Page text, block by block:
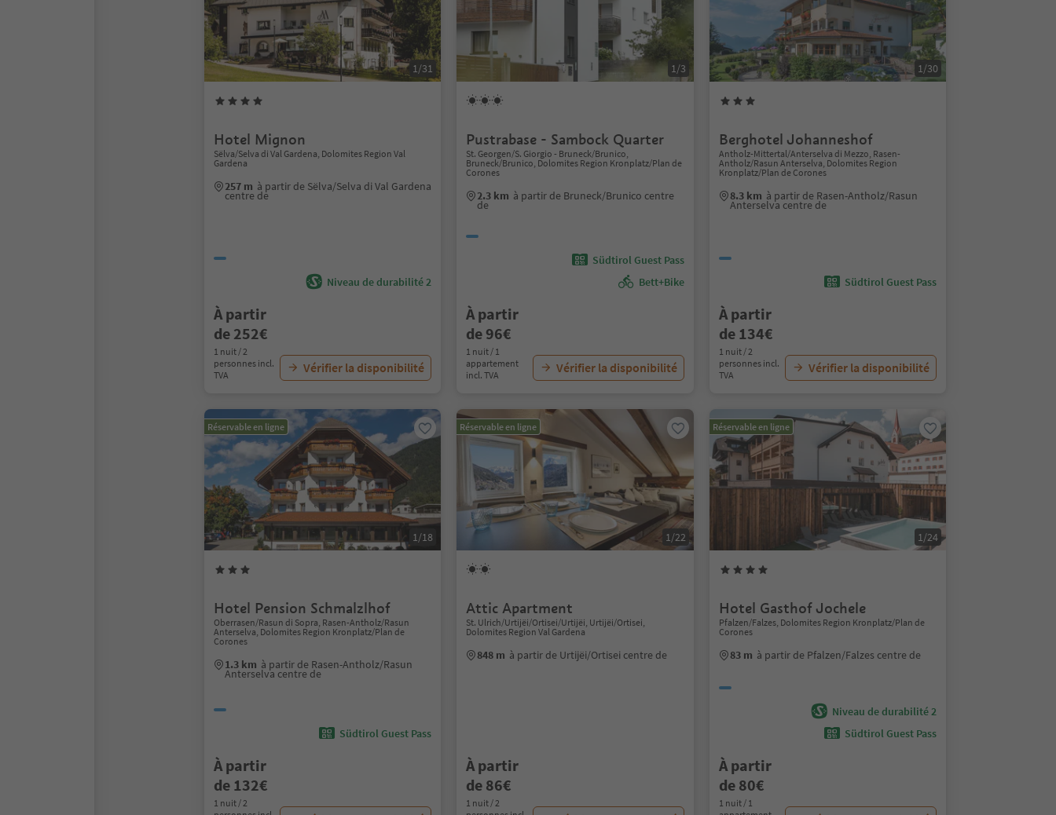
1/31
Hotel Mignon
Sëlva/Selva di Val Gardena, Dolomites Region Val
Gardena
257 m à partir de Sëlva/Selva di Val Gardena
centre de
Niveau de durabilité 2
À partir
de 252€
1 nuit / 2
personnes incl.
TVA
Vérifier la disponibilité
1/3
Pustrabase - Sambock Quarter
St. Georgen/S. Giorgio - Bruneck/Brunico,
Bruneck/Brunico, Dolomites Region Kronplatz/Plan de
Corones
2.3 km à partir de Bruneck/Brunico centre
de
Südtirol Guest Pass
Bett+Bike
À partir
de 96€
1 nuit / 1
appartement
incl. TVA
Vérifier la disponibilité
1/30
Berghotel Johanneshof
Antholz-Mittertal/Anterselva di Mezzo, Rasen-
Antholz/Rasun Anterselva, Dolomites Region
Kronplatz/Plan de Corones
8.3 km à partir de Rasen-Antholz/Rasun
Anterselva centre de
Südtirol Guest Pass
À partir
de 134€
1 nuit / 2
personnes incl.
TVA
Vérifier la disponibilité
Réservable en ligne
1/18
Hotel Pension Schmalzlhof
Oberrasen/Rasun di Sopra, Rasen-Antholz/Rasun
Anterselva, Dolomites Region Kronplatz/Plan de
Corones
1.3 km à partir de Rasen-Antholz/Rasun
Anterselva centre de
Südtirol Guest Pass
À partir
de 132€
1 nuit / 2
Réservable en ligne
1/22
Attic Apartment
St. Ulrich/Urtijëi/Ortisei/Urtijëi, Urtijëi/Ortisei,
Dolomites Region Val Gardena
848 m à partir de Urtijëi/Ortisei centre de
À partir
de 86€
1 nuit / 2
Réservable en ligne
1/24
Hotel Gasthof Jochele
Pfalzen/Falzes, Dolomites Region Kronplatz/Plan de
Corones
83 m à partir de Pfalzen/Falzes centre de
Niveau de durabilité 2
Südtirol Guest Pass
À partir
de 80€
1 nuit / 1